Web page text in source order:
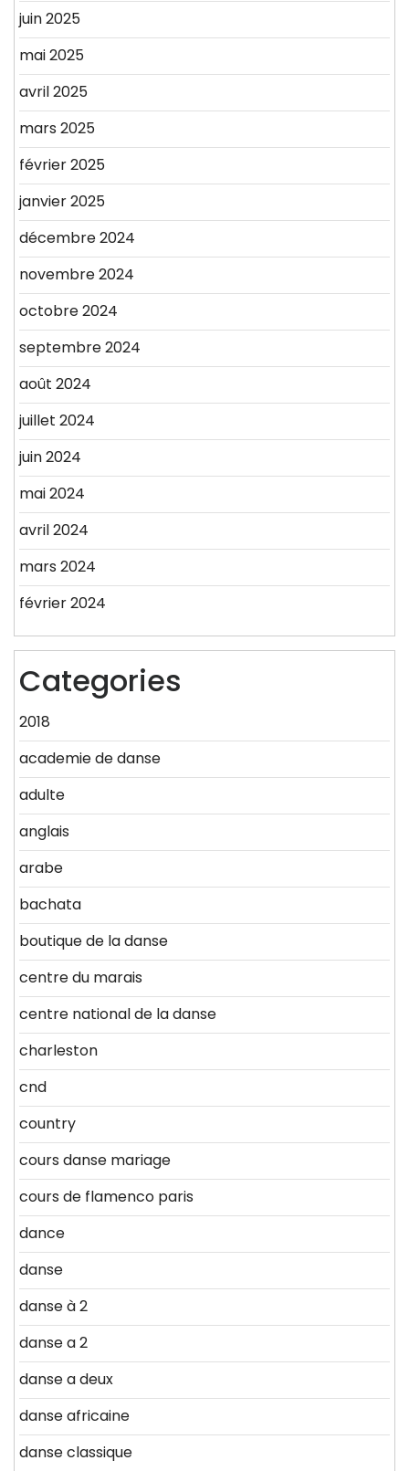
juin 2025
mai 2025
avril 2025
mars 2025
février 2025
janvier 2025
décembre 2024
novembre 2024
octobre 2024
septembre 2024
août 2024
juillet 2024
juin 2024
mai 2024
avril 2024
mars 2024
février 2024
Categories
2018
academie de danse
adulte
anglais
arabe
bachata
boutique de la danse
centre du marais
centre national de la danse
charleston
cnd
country
cours danse mariage
cours de flamenco paris
dance
danse
danse à 2
danse a 2
danse a deux
danse africaine
danse classique